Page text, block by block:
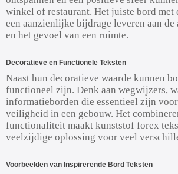
winkel of restaurant. Het juiste bord met
een aanzienlijke bijdrage leveren aan de
en het gevoel van een ruimte.
Decoratieve en Functionele Teksten
Naast hun decoratieve waarde kunnen
functioneel zijn. Denk aan wegwijzers,
informatieborden die essentieel zijn
veiligheid in een gebouw. Het
functionaliteit maakt kunststof forex
veelzijdige oplossing voor veel
Voorbeelden van Inspirerende Bord Teksten